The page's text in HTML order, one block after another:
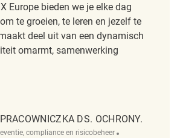
Europe bieden we je elke dag
te groeien, te leren en jezelf te
deel uit van een dynamisch
omarmt, samenwerking
/ Pracowniczka ds. zapobiegania stratom Kraków
DS. OCHRONY.
compliance en risicobeheer